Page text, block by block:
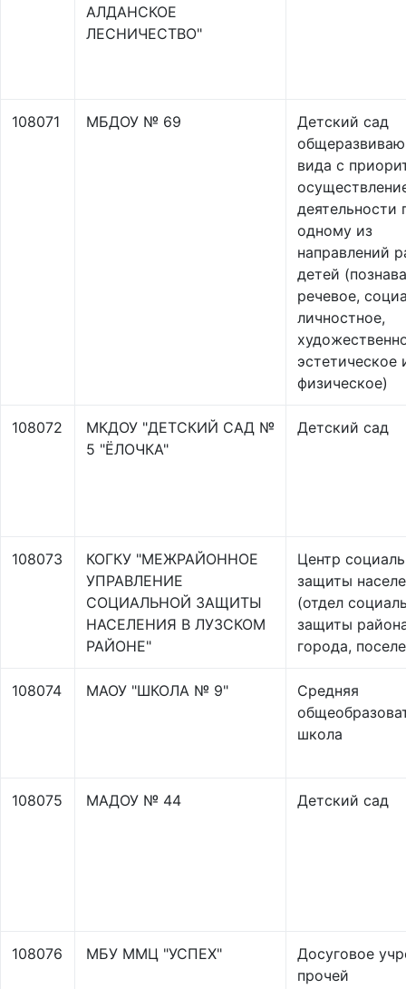
АЛДАНСКОЕ
ЛЕСНИЧЕСТВО"
108071 МБДОУ № 69
Детский сад
вида с
деятельности
одному из
направлений
детей
речевое,
личностное,
эстетическое
физическое)
108072
МКДОУ "ДЕТСКИЙ САД №
5 "ЁЛОЧКА"
Детский сад
108073
КОГКУ "МЕЖРАЙОННОЕ
УПРАВЛЕНИЕ
СОЦИАЛЬНОЙ ЗАЩИТЫ
НАСЕЛЕНИЯ В ЛУЗСКОМ
РАЙОНЕ"
Центр
защиты
(отдел
защиты
города,
108074 МАОУ "ШКОЛА № 9"
Средняя
школа
108075 МАДОУ № 44 Детский сад
108076 МБУ ММЦ "УСПЕХ"
Досуговое
прочей